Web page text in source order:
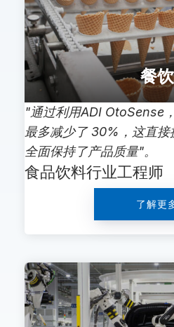
餐饮
"通过利用ADI OtoSense
最多减少了 30%，这直
全面保持了产品质量"。
食品饮料行业工程师
了解更